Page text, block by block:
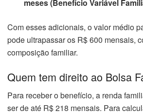
meses (Benefício Variável
Com esses adicionais, o valor médio
pode ultrapassar os R$ 600 mensais,
composição familiar.
Quem tem direito ao Bolsa
Para receber o benefício, a renda
ser de até R$ 218 mensais. Para